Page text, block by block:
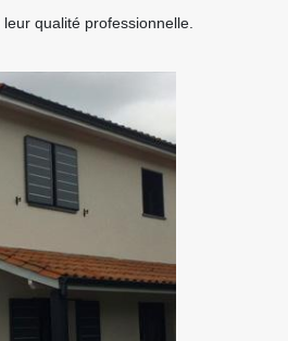
qualité professionnelle.